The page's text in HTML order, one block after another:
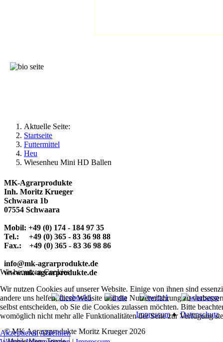
Aktuelle Seite:
Startseite
Futtermittel
Heu
Wiesenheu Mini HD Ballen
MK-Agrarprodukte
Inh. Moritz Krueger
Schwaara 1b
07554 Schwaara
Mobil: +49 (0) 174 - 184 97 35
Tel.: +49 (0) 365 - 83 36 98 88
Fax.: +49 (0) 365 - 83 36 98 86
info@mk-agrarprodukte.de
www.mk-agrarprodukte.de
Impressum♦Datenschutz
© MK Agragrprodukte Moritz Krueger 2026
Wir benutzen Cookies
Wir nutzen Cookies auf unserer Website. Einige von ihnen sind
andere uns helfen, diese Website und die Nutzererfahrung zu
selbst entscheiden, ob Sie die Cookies zulassen möchten. Bitte
womöglich nicht mehr alle Funktionalitäten der Seite zur Verfügung
AkzeptierenAblehnen